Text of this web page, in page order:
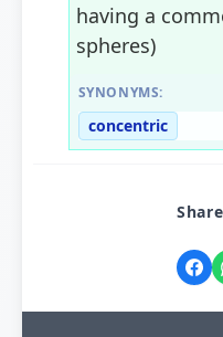
having a
spheres)
SYNONYMS:
concentric